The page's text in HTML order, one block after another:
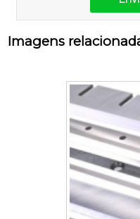
Imagens